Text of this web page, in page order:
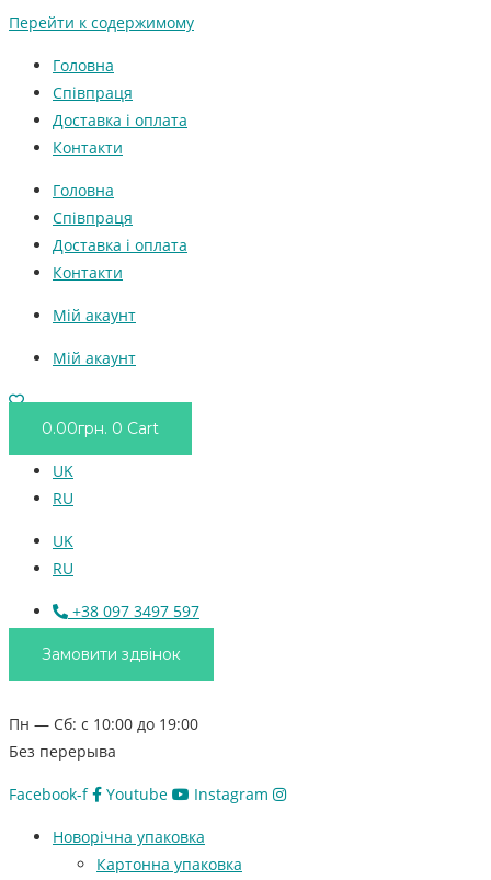
Перейти к содержимому
Головна
Співпраця
Доставка і оплата
Контакти
Головна
Співпраця
Доставка і оплата
Контакти
Мій акаунт
Мій акаунт
0.00грн. 0 Cart
UK
RU
UK
RU
+38 097 3497 597
Замовити здвінок
Пн — Сб: с 10:00 до 19:00
Без перерыва
Facebook-f Youtube Instagram
Новорічна упаковка
Картонна упаковка